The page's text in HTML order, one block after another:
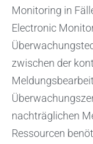
Monitoring in
Electronic
zwischen der
nachträglichen
Ressourcen